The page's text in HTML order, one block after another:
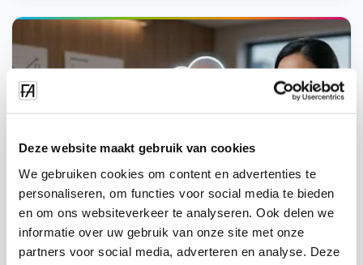
Deze website maakt gebruik van cookies
We gebruiken cookies om content en advertenties te
personaliseren, om functies voor social media te bieden
en om ons websiteverkeer te analyseren. Ook delen we
informatie over uw gebruik van onze site met onze
partners voor social media, adverteren en analyse. Deze